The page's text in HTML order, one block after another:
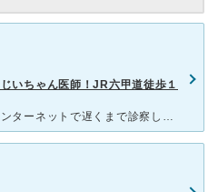
いちゃん医師！JR六甲道徒歩１
仕事中に急に歯が痛くなり、インターネットで遅くまで診察している歯医者さんを探しました。 １９時前に電話し、歯の痛みを伝えると、「できるだけ早く来て下さい」と言われ急いで向かいました。 来院すると３